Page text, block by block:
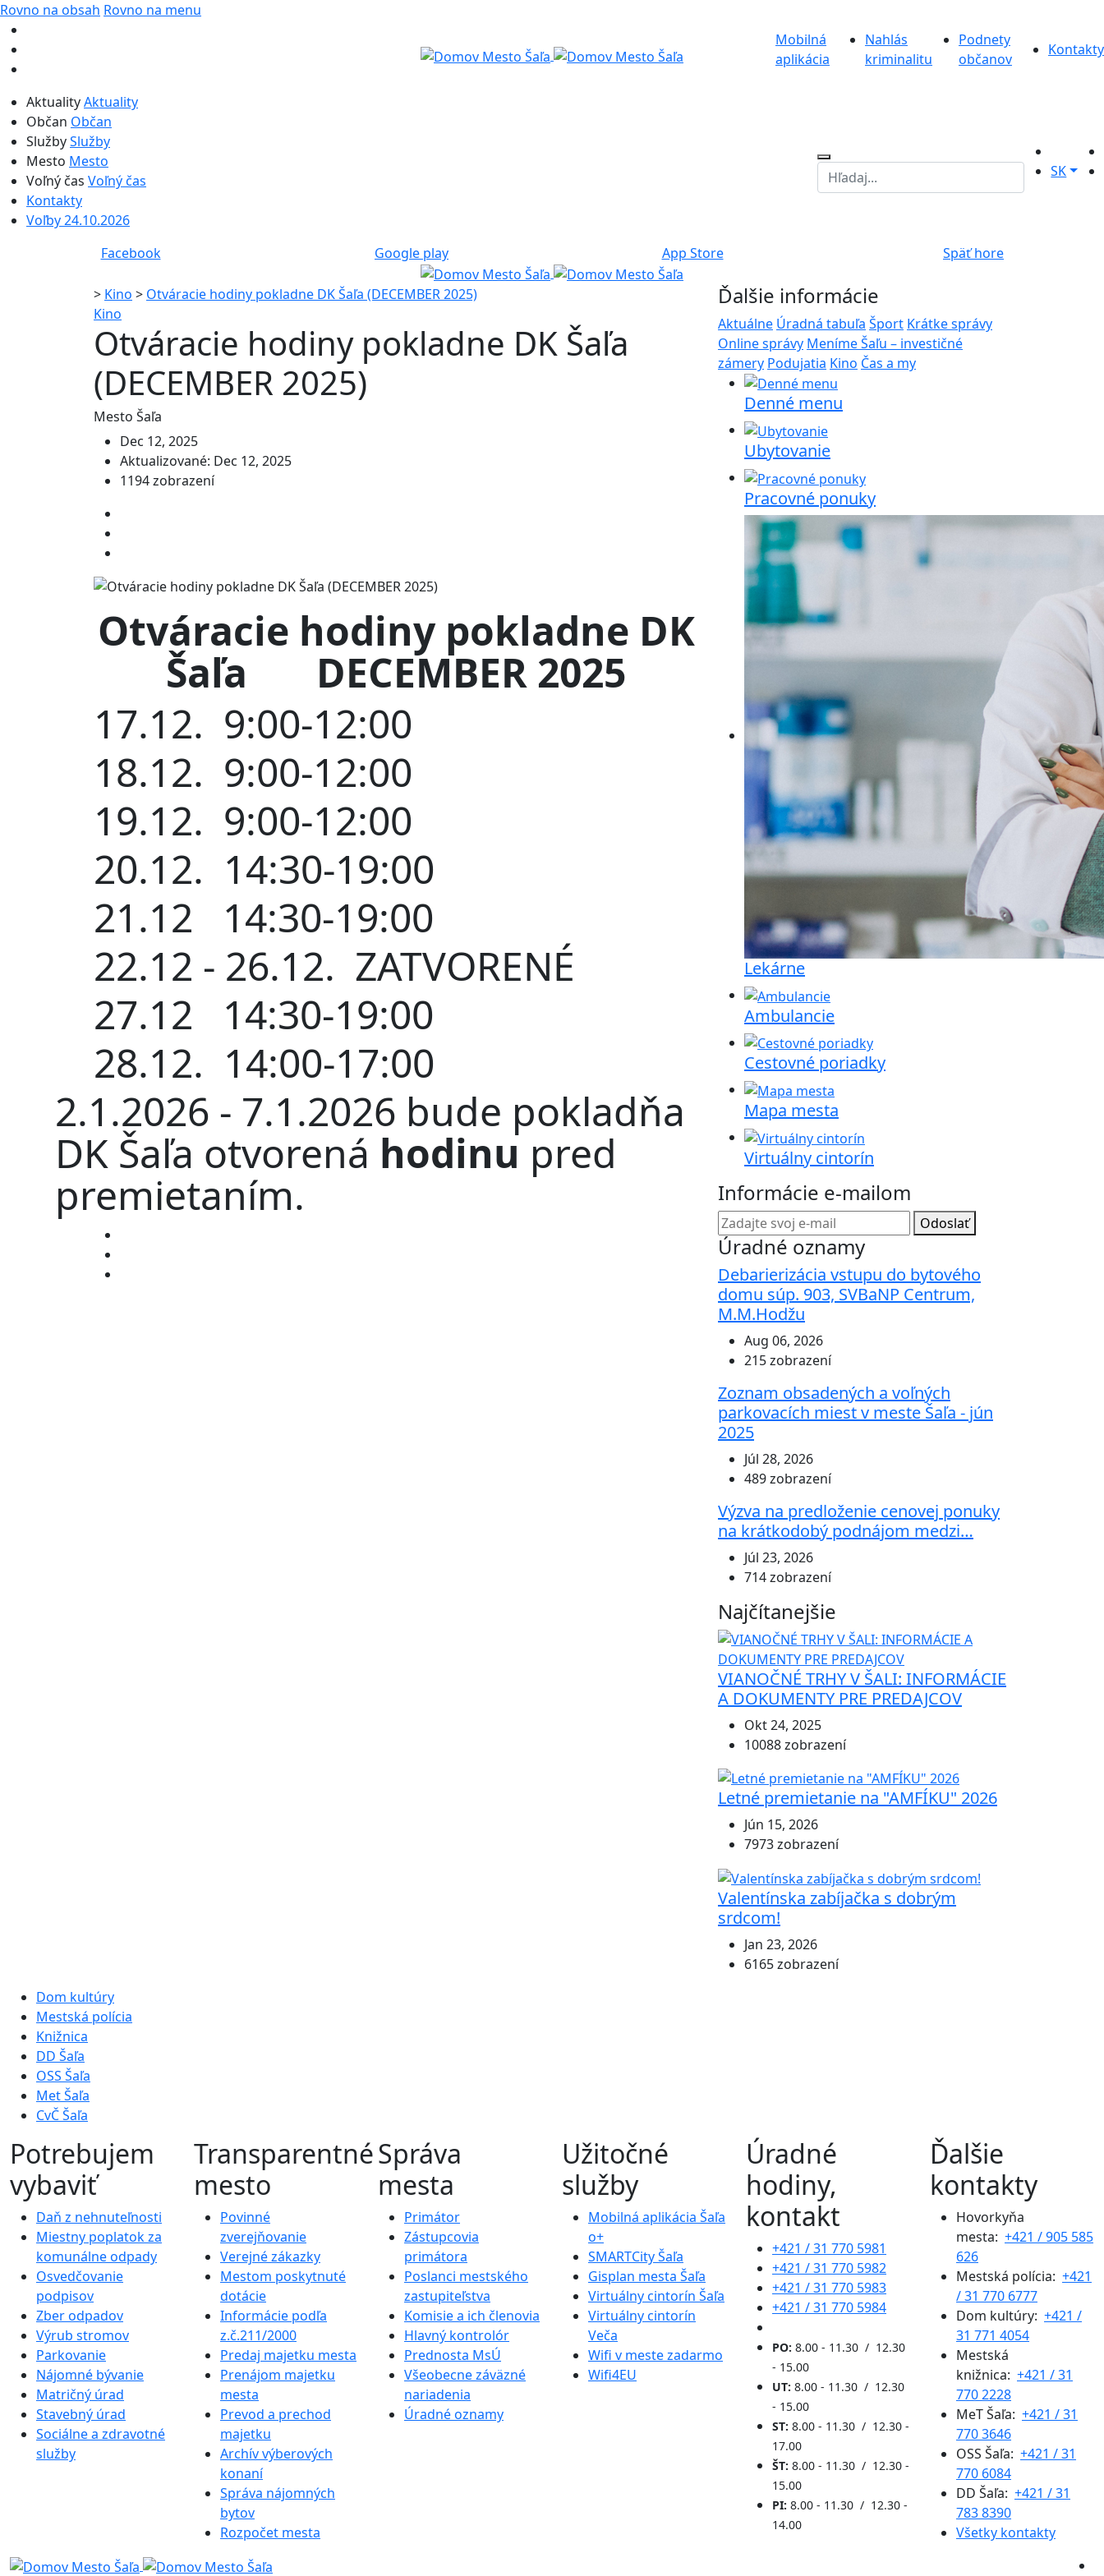
Rovno na obsah Rovno na menu
Mobilná
aplikácia
Nahlás
kriminalitu
Podnety
občanov
Kontakty
AktualityAktuality
Občan Občan
SlužbySlužby
Mesto Mesto
Voľný čas Voľný čas
Kontakty
Voľby 24.10.2026
SK
Facebook Google play App Store Späť hore
> Kino > Otváracie hodiny pokladne DK Šaľa (DECEMBER 2025)
Kino
Otváracie hodiny pokladne DK Šaľa
(DECEMBER 2025)
Mesto Šaľa
Dec 12, 2025
Aktualizované: Dec 12, 2025
1194 zobrazení
Otváracie hodiny pokladne DK
Šaľa
DECEMBER 2025
17.12. 9:00-12:00
18.12. 9:00-12:00
19.12. 9:00-12:00
20.12. 14:30-19:00
21.12
14:30-19:00
22.12 - 26.12. ZATVORENÉ
27.12
14:30-19:00
28.12. 14:00-17:00
2.1.2026 - 7.1.2026 bude pokladňa
DK Šaľa otvorená hodinu pred
premietaním.
Ďalšie informácie
Aktuálne Úradná tabuľa Šport Krátke správy
Online správy Meníme Šaľu – investičné
zámery Podujatia Kino Čas a my
Denné menu
Ubytovanie
Pracovné ponuky
Lekárne
Ambulancie
Cestovné poriadky
Mapa mesta
Virtuálny cintorín
Informácie e-mailom
Odoslať
Úradné oznamy
Debarierizácia vstupu do bytového
domu súp. 903, SVBaNP Centrum,
M.M.Hodžu
Aug 06, 2026
215 zobrazení
Zoznam obsadených a voľných
parkovacích miest v meste Šaľa - jún
2025
Júl 28, 2026
489 zobrazení
Výzva na predloženie cenovej ponuky
na krátkodobý podnájom medzi…
Júl 23, 2026
714 zobrazení
Najčítanejšie
VIANOČNÉ TRHY V ŠALI: INFORMÁCIE
A DOKUMENTY PRE PREDAJCOV
Okt 24, 2025
10088 zobrazení
Letné premietanie na "AMFÍKU" 2026
Jún 15, 2026
7973 zobrazení
Valentínska zabíjačka s dobrým
srdcom!
Jan 23, 2026
6165 zobrazení
Dom kultúry
Mestská polícia
Knižnica
DD Šaľa
OSS Šaľa
Met Šaľa
CvČ Šaľa
Potrebujem
vybaviť
Daň z nehnuteľnosti
Miestny poplatok za
komunálne odpady
Osvedčovanie
podpisov
Zber odpadov
Výrub stromov
Parkovanie
Nájomné bývanie
Matričný úrad
Stavebný úrad
Sociálne a zdravotné
služby
Transparentné
mesto
Povinné
zverejňovanie
Verejné zákazky
Mestom poskytnuté
dotácie
Informácie podľa
z.č.211/2000
Predaj majetku mesta
Prenájom majetku
mesta
Prevod a prechod
majetku
Archív výberových
konaní
Správa nájomných
bytov
Rozpočet mesta
Správa
mesta
Primátor
Zástupcovia
primátora
Poslanci mestského
zastupiteľstva
Komisie a ich členovia
Hlavný kontrolór
Prednosta MsÚ
Všeobecne záväzné
nariadenia
Úradné oznamy
Užitočné
služby
Mobilná aplikácia Šaľa
o+
SMARTCity Šaľa
Gisplan mesta Šaľa
Virtuálny cintorín Šaľa
Virtuálny cintorín
Veča
Wifi v meste zadarmo
Wifi4EU
Úradné
hodiny,
kontakt
+421 / 31 770 5981
+421 / 31 770 5982
+421 / 31 770 5983
+421 / 31 770 5984
PO: 8.00 - 11.30 / 12.30
- 15.00
UT: 8.00 - 11.30 / 12.30
- 15.00
ST: 8.00 - 11.30 / 12.30 -
17.00
ŠT: 8.00 - 11.30 / 12.30 -
15.00
PI: 8.00 - 11.30 / 12.30 -
14.00
Ďalšie
kontakty
Hovorkyňa
mesta: +421 / 905 585
626
Mestská polícia: +421
/ 31 770 6777
Dom kultúry: +421 /
31 771 4054
Mestská
knižnica: +421 / 31
770 2228
MeT Šaľa: +421 / 31
770 3646
OSS Šaľa: +421 / 31
770 6084
DD Šaľa: +421 / 31
783 8390
Všetky kontakty